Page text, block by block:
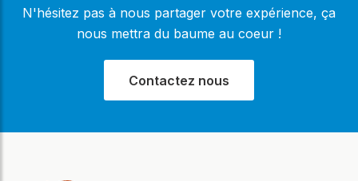
N'hésitez pas à nous partager votre expérience, ça
nous mettra du baume au coeur !
Contactez nous